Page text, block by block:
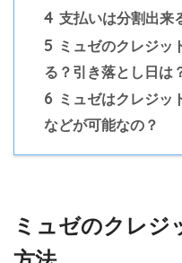
4 支払いは分割出来
5 ミュゼのクレジッ
る？引き落とし日は
6 ミュゼはクレジッ
などが可能なの？
ミュゼのクレジ